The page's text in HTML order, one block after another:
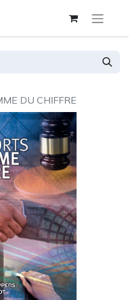
DU CHIFFRE